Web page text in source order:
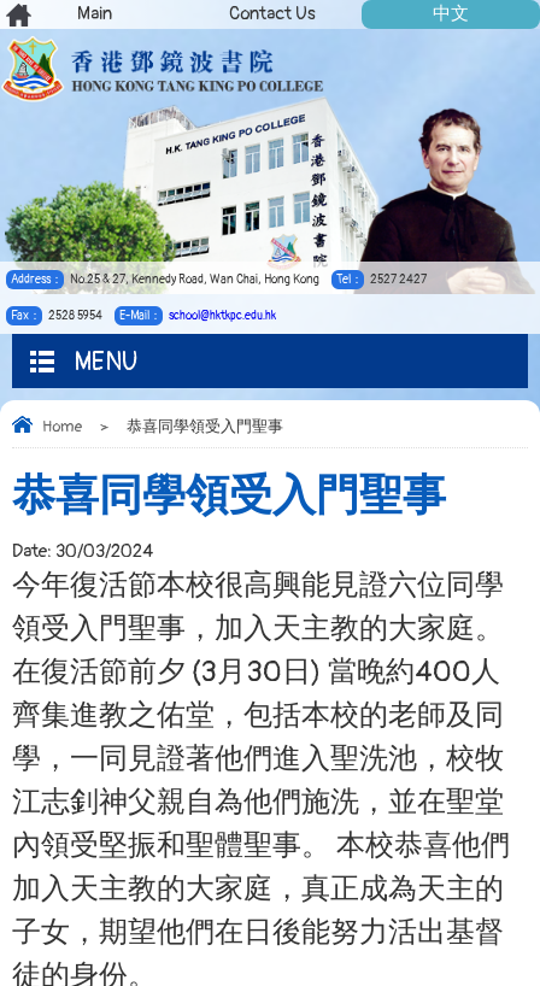
Address： No.25 & 27, Kennedy Road, Wan Chai, Hong Kong Tel： 2527 2427
Fax： 2528 5954 E-Mail： school@hktkpc.edu.hk
中文
Contact Us
Main
MENU
Home > 恭喜同學領受入門聖事
恭喜同學領受入門聖事
Date: 30/03/2024
今年復活節本校很高興能見證六位同學
領受入門聖事，加入天主教的大家庭。
在復活節前夕 (3月30日) 當晚約400人
齊集進教之佑堂，包括本校的老師及同
學，一同見證著他們進入聖洗池，校牧
江志釗神父親自為他們施洗，並在聖堂
內領受堅振和聖體聖事。 本校恭喜他們
加入天主教的大家庭，真正成為天主的
子女，期望他們在日後能努力活出基督
徒的身份。